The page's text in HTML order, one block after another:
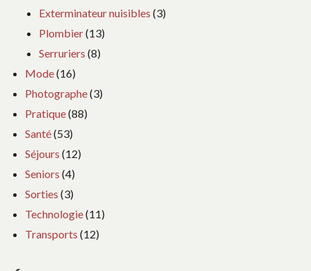
Exterminateur nuisibles (3)
Plombier(13)
Serruriers (8)
Mode(16)
Photographe(3)
Pratique(88)
Santé(53)
Séjours (12)
Seniors (4)
Sorties (3)
Technologie(11)
Transports (12)